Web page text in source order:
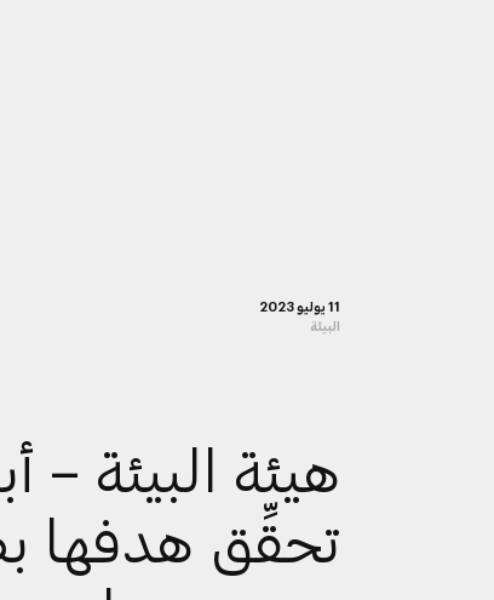
11 يوليو 2023
البيئة
هيئة البيئة –
تحقِّق هدفها